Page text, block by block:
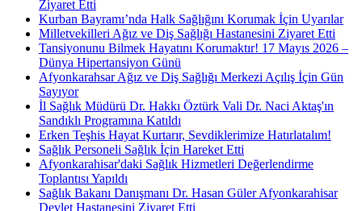
Ziyaret Etti
Kurban Bayramı’nda Halk Sağlığını Korumak İçin Uyarılar
Milletvekilleri Ağız ve Diş Sağlığı Hastanesini Ziyaret Etti
Tansiyonunu Bilmek Hayatını Korumaktır! 17 Mayıs 2026 –
Dünya Hipertansiyon Günü
Afyonkarahsar Ağız ve Diş Sağlığı Merkezi Açılış İçin Gün
Sayıyor
İl Sağlık Müdürü Dr. Hakkı Öztürk Vali Dr. Naci Aktaş'ın
Sandıklı Programına Katıldı
Erken Teşhis Hayat Kurtarır, Sevdiklerimize Hatırlatalım!
Sağlık Personeli Sağlık İçin Hareket Etti
Afyonkarahisar'daki Sağlık Hizmetleri Değerlendirme
Toplantısı Yapıldı
Sağlık Bakanı Danışmanı Dr. Hasan Güler Afyonkarahisar
Devlet Hastanesini Ziyaret Etti